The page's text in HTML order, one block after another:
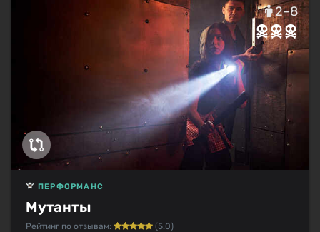
2–8
Мутанты
ПЕРФОРМАНС
Рейтинг по отзывам: (5.0)